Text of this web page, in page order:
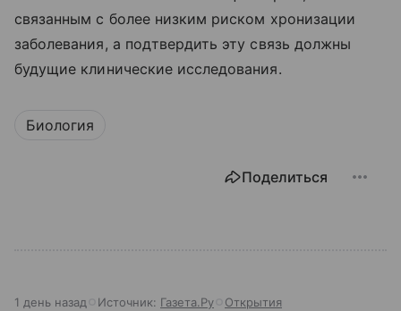
связанным с более низким риском хронизации
заболевания, а подтвердить эту связь должны
будущие клинические исследования.
Биология
Поделиться
1 день назад Источник: Газета.Ру Открытия